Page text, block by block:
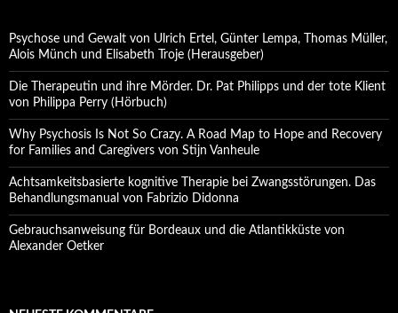
Psychose und Gewalt von Ulrich Ertel, Günter Lempa, Thomas Müller,
Alois Münch und Elisabeth Troje (Herausgeber)
Die Therapeutin und ihre Mörder. Dr. Pat Philipps und der tote Klient
von Philippa Perry (Hörbuch)
Why Psychosis Is Not So Crazy. A Road Map to Hope and Recovery
for Families and Caregivers von Stijn Vanheule
Achtsamkeitsbasierte kognitive Therapie bei Zwangsstörungen. Das
Behandlungsmanual von Fabrizio Didonna
Gebrauchsanweisung für Bordeaux und die Atlantikküste von
Alexander Oetker